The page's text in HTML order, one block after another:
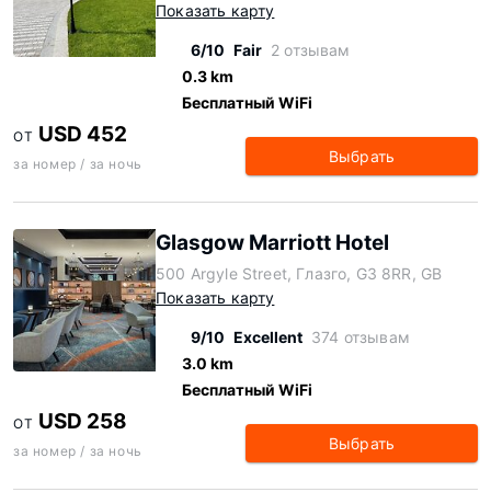
Показать карту
6/10 Fair 2 отзывам
0.3 km
Бесплатный WiFi
ОТ USD 452
за номер / за ночь Выбрать
Glasgow Marriott Hotel
500 Argyle Street, Глазго, G3 8RR, GB
Показать карту
9/10 Excellent 374 отзывам
3.0 km
Бесплатный WiFi
ОТ USD 258
за номер / за ночь Выбрать